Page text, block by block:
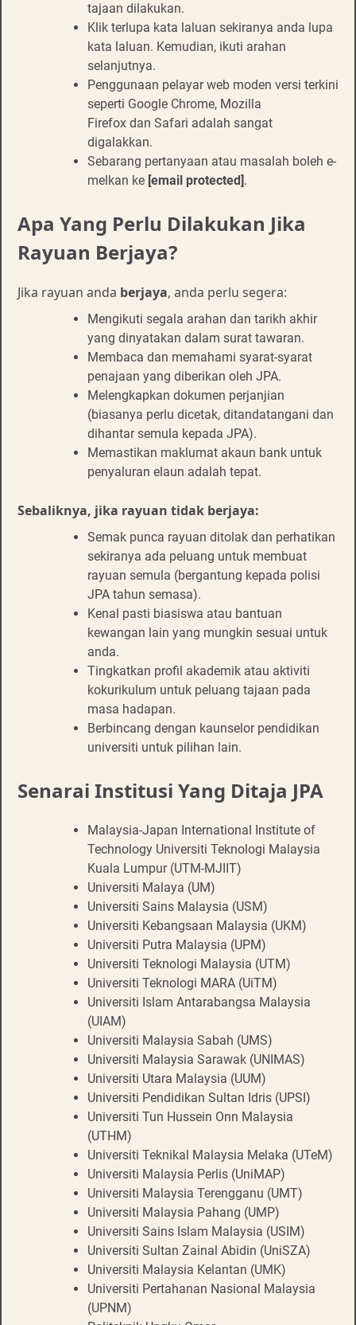
tajaan dilakukan.
Klik terlupa kata laluan sekiranya anda lupa
kata laluan. Kemudian, ikuti arahan
selanjutnya.
Penggunaan pelayar web moden versi terkini
seperti Google Chrome, Mozilla
Firefox dan Safari adalah sangat
digalakkan.
Sebarang pertanyaan atau masalah boleh e-
melkan ke [email protected].
Apa Yang Perlu Dilakukan Jika
Rayuan Berjaya?
Jika rayuan anda berjaya, anda perlu segera:
Mengikuti segala arahan dan tarikh akhir
yang dinyatakan dalam surat tawaran.
Membaca dan memahami syarat-syarat
penajaan yang diberikan oleh JPA.
Melengkapkan dokumen perjanjian
(biasanya perlu dicetak, ditandatangani dan
dihantar semula kepada JPA).
Memastikan maklumat akaun bank untuk
penyaluran elaun adalah tepat.
Sebaliknya, jika rayuan tidak berjaya:
Semak punca rayuan ditolak dan perhatikan
sekiranya ada peluang untuk membuat
rayuan semula (bergantung kepada polisi
JPA tahun semasa).
Kenal pasti biasiswa atau bantuan
kewangan lain yang mungkin sesuai untuk
anda.
Tingkatkan profil akademik atau aktiviti
kokurikulum untuk peluang tajaan pada
masa hadapan.
Berbincang dengan kaunselor pendidikan
universiti untuk pilihan lain.
Senarai Institusi Yang Ditaja JPA
Malaysia-Japan International Institute of
Technology Universiti Teknologi Malaysia
Kuala Lumpur (UTM-MJIIT)
Universiti Malaya (UM)
Universiti Sains Malaysia (USM)
Universiti Kebangsaan Malaysia (UKM)
Universiti Putra Malaysia (UPM)
Universiti Teknologi Malaysia (UTM)
Universiti Teknologi MARA (UiTM)
Universiti Islam Antarabangsa Malaysia
(UIAM)
Universiti Malaysia Sabah (UMS)
Universiti Malaysia Sarawak (UNIMAS)
Universiti Utara Malaysia (UUM)
Universiti Pendidikan Sultan Idris (UPSI)
Universiti Tun Hussein Onn Malaysia
(UTHM)
Universiti Teknikal Malaysia Melaka (UTeM)
Universiti Malaysia Perlis (UniMAP)
Universiti Malaysia Terengganu (UMT)
Universiti Malaysia Pahang (UMP)
Universiti Sains Islam Malaysia (USIM)
Universiti Sultan Zainal Abidin (UniSZA)
Universiti Malaysia Kelantan (UMK)
Universiti Pertahanan Nasional Malaysia
(UPNM)